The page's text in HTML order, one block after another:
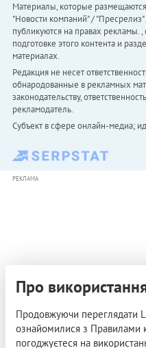
Материалы, которые
"Новости компаний" /
публикуются на правах рекламы. ,
подготовке этого контента и
материалах.
Редакция не несет
обнародованные в рекламных
законодательству,
рекламодатель.
Субъект в сфере онлайн-медиа;
РЕКЛАМА
Про
Продовжуючи переглядати
ознайомилися з Правилами
погоджуєтеся на